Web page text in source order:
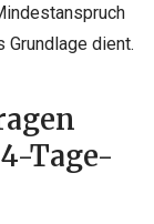
Grundlage dient.
Tage-